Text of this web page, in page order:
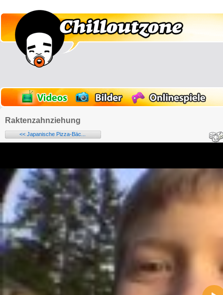
Raktenzahnziehung
<< Japanische Pizza-Bäc...